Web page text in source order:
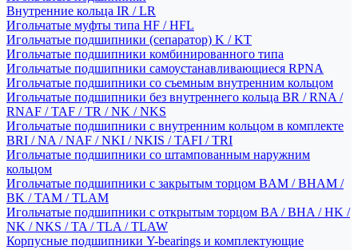
Внутренние кольца IR / LR
Игольчатые муфты типа HF / HFL
Игольчатые подшипники (сепаратор) K / KT
Игольчатые подшипники комбинированного типа
Игольчатые подшипники самоустанавливающиеся RPNA
Игольчатые подшипники со съемным внутренним кольцом
Игольчатые подшипники без внутреннего кольца BR / RNA /
RNAF / TAF / TR / NK / NKS
Игольчатые подшипники с внутренним кольцом в комплекте
BRI / NA / NAF / NKI / NKIS / TAFI / TRI
Игольчатые подшипники со штампованным наружним
кольцом
Игольчатые подшипники с закрытым торцом BAM / BHAM /
BK / TAM / TLAM
Игольчатые подшипники с открытым торцом BA / BHA / HK /
NK / NKS / TA / TLA / TLAW
Корпусные подшипники Y-bearings и комплектующие